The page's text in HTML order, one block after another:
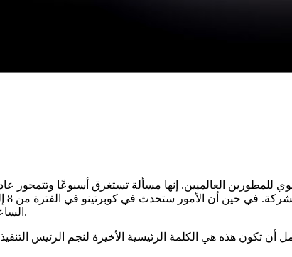
الساعة 1 ظهرًا بالتوقيت الشرقي/10 صباحًا بتوقيت المحيط الهادئ، ومن المقرر أن تكون واحدة تستحق المشاهدة.
أن تكون هذه هي الكلمة الرئيسية الأخيرة لنجم الرئيس